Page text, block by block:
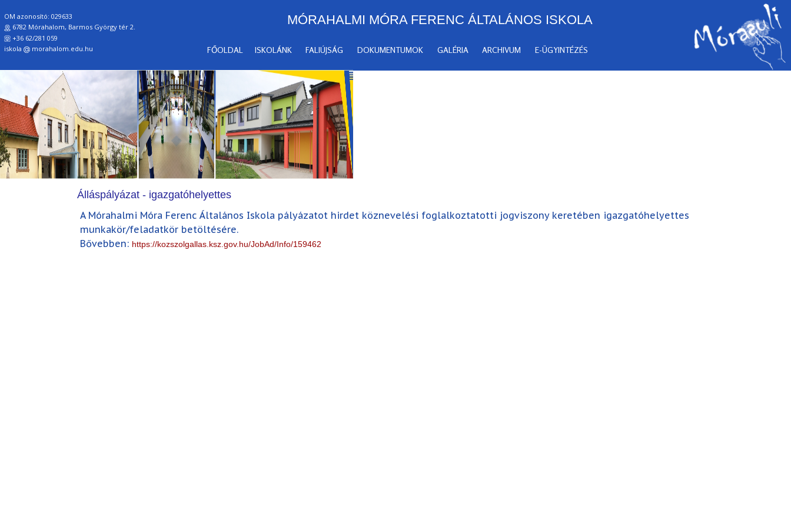
FŐOLDAL ISKOLÁNK FALIÚJSÁG DOKUMENTUMOK GALÉRIA ARCHIVUM E-ÜGYINTÉZÉS
MÓRAHALMI MÓRA FERENC ÁLTALÁNOS ISKOLA
OM azonosító: 029633
6782 Mórahalom, Barmos György tér 2.
+36 62/281 059
iskola
morahalom.edu.hu
Álláspályázat - igazgatóhelyettes
A Mórahalmi Móra Ferenc Általános Iskola pályázatot hirdet köznevelési foglalkoztatotti jogviszony keretében igazgatóhelyettes
munkakör/feladatkör betöltésére.
Bővebben: https://kozszolgallas.ksz.gov.hu/JobAd/Info/159462